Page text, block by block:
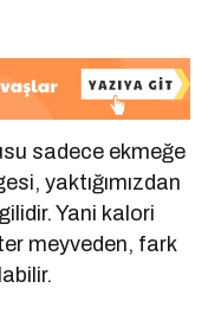
sadece ekmeğe
yaktığımızdan
Yani kalori
meyveden, fark